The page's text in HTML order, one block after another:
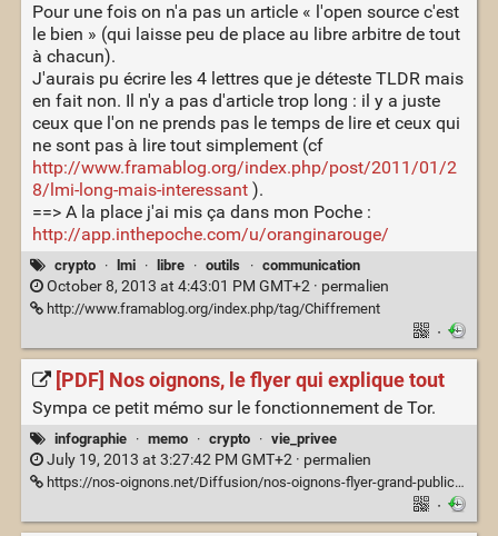
Pour une fois on n'a pas un article « l'open source c'est
le bien » (qui laisse peu de place au libre arbitre de tout
à chacun).
J'aurais pu écrire les 4 lettres que je déteste TLDR mais
en fait non. Il n'y a pas d'article trop long : il y a juste
ceux que l'on ne prends pas le temps de lire et ceux qui
ne sont pas à lire tout simplement (cf
http://www.framablog.org/index.php/post/2011/01/2
8/lmi-long-mais-interessant).
==> A la place j'ai mis ça dans mon Poche :
http://app.inthepoche.com/u/oranginarouge/
crypto · lmi · libre · outils · communication
October 8, 2013 at 4:43:01 PM GMT+2 · permalien
http://www.framablog.org/index.php/tag/Chiffrement
·
[PDF] Nos oignons, le flyer qui explique tout
Sympa ce petit mémo sur le fonctionnement de Tor.
infographie · memo · crypto · vie_privee
July 19, 2013 at 3:27:42 PM GMT+2 · permalien
https://nos-oignons.net/Diffusion/nos-oignons-flyer-grand-public-201306-en.pdf
·